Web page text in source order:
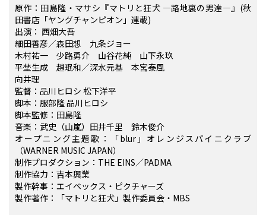
原作：田島隆・マサシ『マトリと狂犬 ―路地裏の男達―』(秋
田書店「ヤングチャンピオン」連載)
出演： 西畑大吾
細田善彦／森田想 九条ジョー
木村祐一 少路勇介 山谷花純 山下永玖
平埜生成 趙珉和／深水元基 本宮泰風
向井理
監督：品川ヒロシ 松下洋平
脚本：服部隆 品川ヒロシ
脚本監修：田島隆
音楽：武史（山嵐）田井千里 鈴木俊介
オープニング主題歌：「blur」オレンジスパイニクラブ
（WARNER MUSIC JAPAN）
制作プロダクション：THE EINS／PADMA
制作協力：吉本興業
製作幹事：エイベックス・ピクチャーズ
製作著作：「マトリと狂犬」製作委員会・MBS